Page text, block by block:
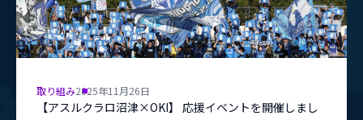
取り組み2025年11月26日
【アスルクラロ沼津×OKI】 応援イベントを開催しまし